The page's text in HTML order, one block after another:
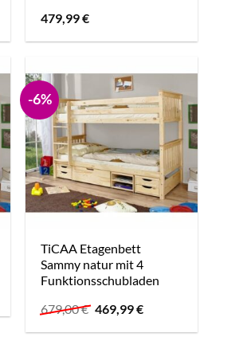
479,99€
-6%
TiCAA Etagenbett
Sammy natur mit 4
Funktionsschubladen
679,00€ Ursprünglicher
Preis
war:
469,99€Aktueller
ist: